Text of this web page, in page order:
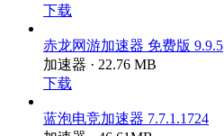
下载
赤龙网游加速器 免费版 9.9.5
加速器 · 22.76 MB
下载
蓝泡电竞加速器 7.7.1.1724